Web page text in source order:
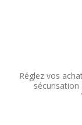
Réglez vos
sécurisation